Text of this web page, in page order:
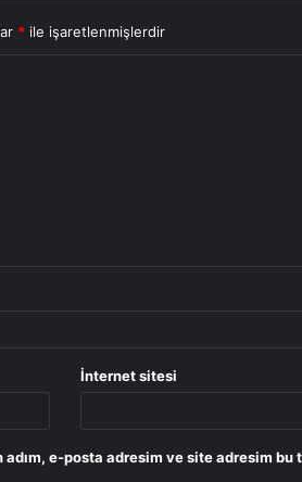
* ile işaretlenmişlerdir
İnternet sitesi
e-posta adresim ve site adresim bu